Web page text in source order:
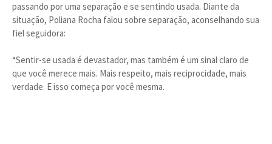
passando por uma separação e se sentindo usada. Diante da
situação, Poliana Rocha falou sobre separação, aconselhando sua
fiel seguidora:
“Sentir-se usada é devastador, mas também é um sinal claro de
que você merece mais. Mais respeito, mais reciprocidade, mais
verdade. E isso começa por você mesma.